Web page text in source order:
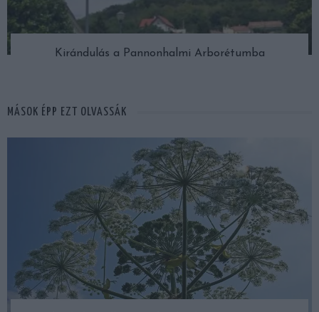
Kirándulás a Pannonhalmi Arborétumba
MÁSOK ÉPP EZT OLVASSÁK